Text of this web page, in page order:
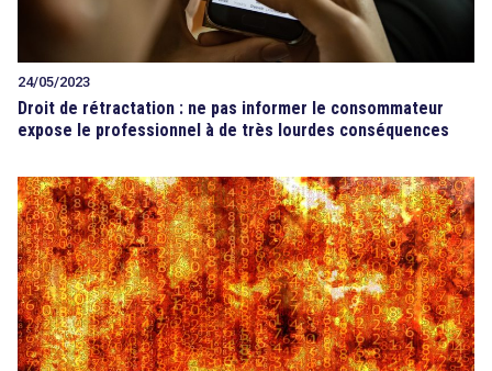
24/05/2023
Droit de rétractation : ne pas informer le consommateur
expose le professionnel à de très lourdes conséquences